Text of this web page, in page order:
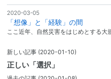
2020-03-05
「想像」と「経験」の間
ここ近年、自然災害をはじめとする
新しい記事 (2020-01-10)
正しい「選択」